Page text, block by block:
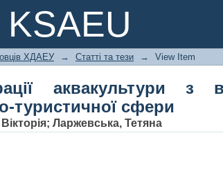
аквакультури з
ХДАЕУ → Статті та тези → View Item
аквакультури з
туристичної сфери
; Ларжевська, Тетяна